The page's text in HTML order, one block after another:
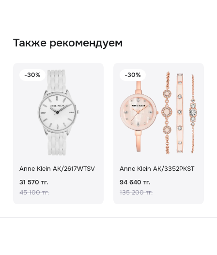
Также рекомендуем
-30%
Anne Klein AK/2617WTSV
31 570 тг.
45 100 тг.
-30%
Anne Klein AK/3352PKST
94 640 тг.
135 200 тг.